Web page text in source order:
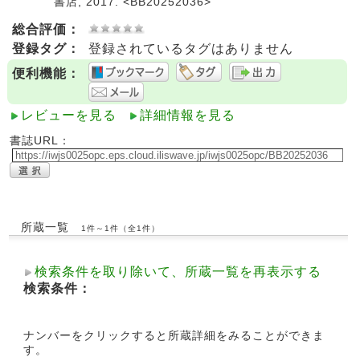
総合評価：
登録タグ：
登録されているタグはありません
便利機能：
レビューを見る 詳細情報を見る
書誌URL：
所蔵一覧 1件～1件（全1件）
検索条件を取り除いて、所蔵一覧を再表示する
検索条件：
ナンバーをクリックすると所蔵詳細をみることができま
す。